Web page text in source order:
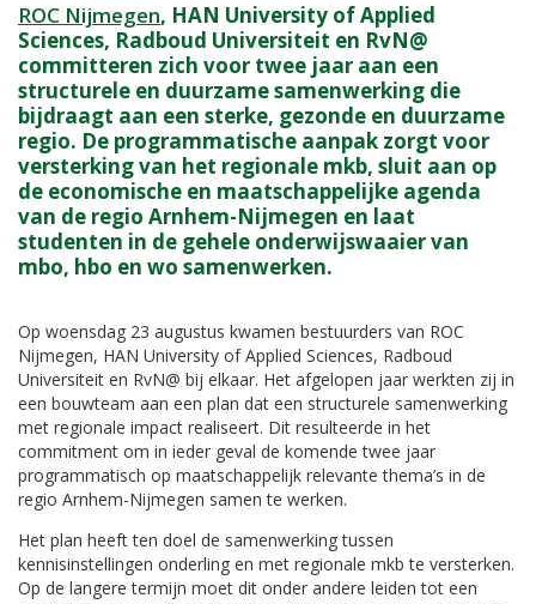
ROC Nijmegen, HAN University of Applied
Sciences, Radboud Universiteit en RvN@
committeren zich voor twee jaar aan een
structurele en duurzame samenwerking die
bijdraagt aan een sterke, gezonde en duurzame
regio. De programmatische aanpak zorgt voor
versterking van het regionale mkb, sluit aan op
de economische en maatschappelijke agenda
van de regio Arnhem-Nijmegen en laat
studenten in de gehele onderwijswaaier van
mbo, hbo en wo samenwerken.
Op woensdag 23 augustus kwamen bestuurders van ROC
Nijmegen, HAN University of Applied Sciences, Radboud
Universiteit en RvN@ bij elkaar. Het afgelopen jaar werkten zij in
een bouwteam aan een plan dat een structurele samenwerking
met regionale impact realiseert. Dit resulteerde in het
commitment om in ieder geval de komende twee jaar
programmatisch op maatschappelijk relevante thema’s in de
regio Arnhem-Nijmegen samen te werken.
Het plan heeft ten doel de samenwerking tussen
kennisinstellingen onderling en met regionale mkb te versterken.
Op de langere termijn moet dit onder andere leiden tot een